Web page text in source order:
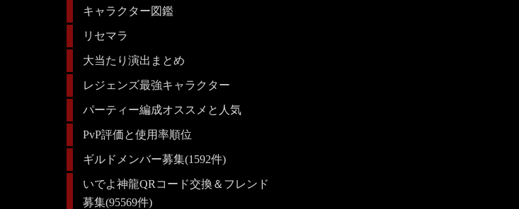
キャラクター図鑑
リセマラ
大当たり演出まとめ
レジェンズ最強キャラクター
パーティー編成オススメと人気
PvP評価と使用率順位
ギルドメンバー募集(1592件)
いでよ神龍QRコード交換＆フレンド
募集(95569件)